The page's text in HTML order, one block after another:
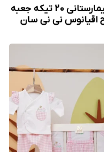
ست بیمارستانی 20 تیکه جعبه
اقیانوس نی نی سان